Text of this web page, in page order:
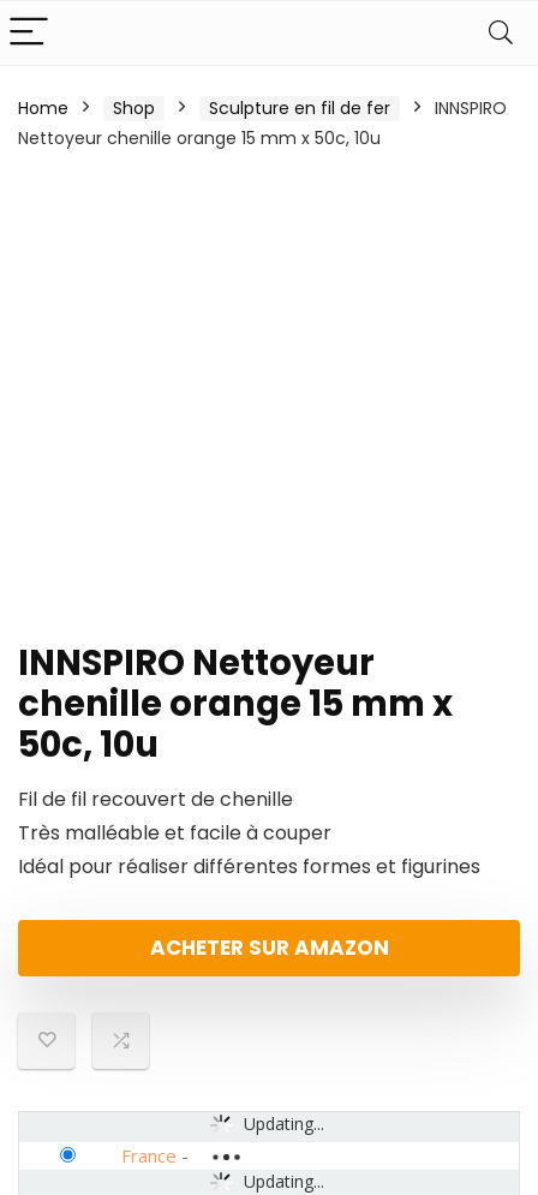
Home Shop Sculpture en fil de fer
INNSPIRO
Nettoyeur chenille orange 15 mm x 50c, 10u
INNSPIRO Nettoyeur
chenille orange 15 mm x
50c, 10u
Fil de fil recouvert de chenille
Très malléable et facile à couper
Idéal pour réaliser différentes formes et figurines
ACHETER SUR AMAZON
Updating...
Updating...
France -